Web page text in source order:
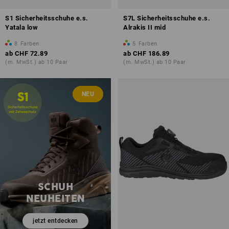
S1 Sicherheitsschuhe e.s.
Yatala low
8 Farben
ab CHF 72.89
(m. MwSt.) ab 10 Paar
S7L Sicherheitsschuhe e.s.
Alrakis II mid
5 Farben
ab CHF 186.89
(m. MwSt.) ab 10 Paar
NEU
SCHUH
NEUHEITEN
jetzt entdecken